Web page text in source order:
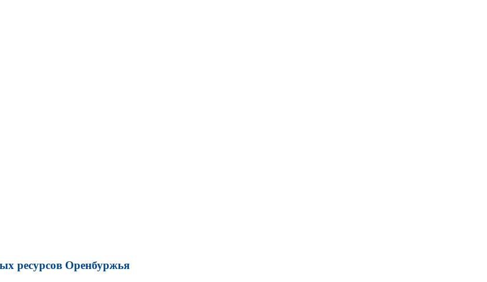
ресурсов Оренбуржья